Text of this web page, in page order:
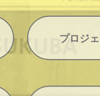
プロジ